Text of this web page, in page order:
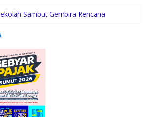
Sambut Gembira Rencana
Intelkam Polres Sergai
dan Kolaborasi dengan Komunitas
Nasution Siapkan Rumah Produksi
Utara
Hadirkan Hadiah Menarik, Ini